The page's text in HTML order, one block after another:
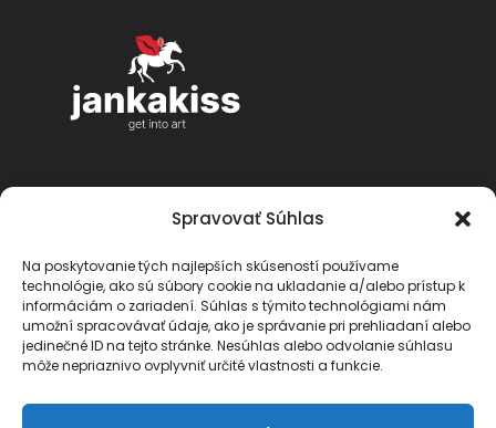
Spravovať Súhlas
Na poskytovanie tých najlepších skúseností používame
technológie, ako sú súbory cookie na ukladanie a/alebo prístup k
informáciám o zariadení. Súhlas s týmito technológiami nám
umožní spracovávať údaje, ako je správanie pri prehliadaní alebo
jedinečné ID na tejto stránke. Nesúhlas alebo odvolanie súhlasu
môže nepriaznivo ovplyvniť určité vlastnosti a funkcie.